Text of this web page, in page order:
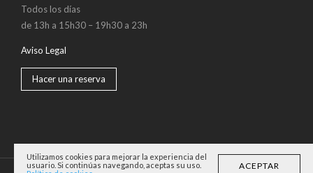
Todos los días
de 13h a 15h30 – 19h30 a 23h
Aviso Legal
Hacer una reserva
ACEPTAR
Utilizamos cookies para mejorar la experiencia del
usuario. Si continúas navegando, aceptas su uso.